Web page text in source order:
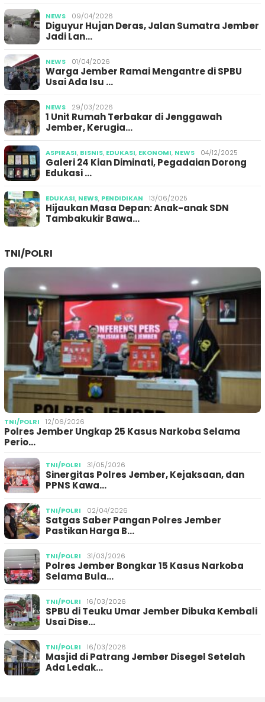
NEWS 09/04/2026
Diguyur Hujan Deras, Jalan Sumatra Jember
Jadi Lan…
NEWS 01/04/2026
Warga Jember Ramai Mengantre di SPBU
Usai Ada Isu …
NEWS 29/03/2026
1 Unit Rumah Terbakar di Jenggawah
Jember, Kerugia…
ASPIRASI, BISNIS, EDUKASI, EKONOMI, NEWS 04/12/2025
Galeri 24 Kian Diminati, Pegadaian Dorong
Edukasi …
EDUKASI, NEWS, PENDIDIKAN 13/06/2025
Hijaukan Masa Depan: Anak-anak SDN
Tambakukir Bawa…
TNI/POLRI
TNI/POLRI 12/06/2026
Polres Jember Ungkap 25 Kasus Narkoba Selama
Perio…
TNI/POLRI 31/05/2026
Sinergitas Polres Jember, Kejaksaan, dan
PPNS Kawa…
TNI/POLRI 02/04/2026
Satgas Saber Pangan Polres Jember
Pastikan Harga B…
TNI/POLRI 31/03/2026
Polres Jember Bongkar 15 Kasus Narkoba
Selama Bula…
TNI/POLRI 16/03/2026
SPBU di Teuku Umar Jember Dibuka Kembali
Usai Dise…
TNI/POLRI 16/03/2026
Masjid di Patrang Jember Disegel Setelah
Ada Ledak…